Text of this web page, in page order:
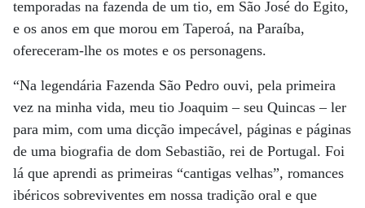
temporadas na fazenda de um tio, em São José do Egito,
e os anos em que morou em Taperoá, na Paraíba,
ofereceram-lhe os motes e os personagens.
“Na legendária Fazenda São Pedro ouvi, pela primeira
vez na minha vida, meu tio Joaquim – seu Quincas – ler
para mim, com uma dicção impecável, páginas e páginas
de uma biografia de dom Sebastião, rei de Portugal. Foi
lá que aprendi as primeiras “cantigas velhas”, romances
ibéricos sobreviventes em nossa tradição oral e que